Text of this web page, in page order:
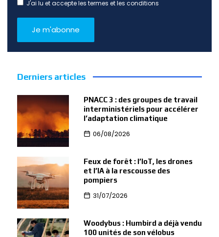
J'ai lu et accepte les termes et les conditions
Derniers articles
PNACC 3 : des groupes de travail
interministériels pour accélérer
l’adaptation climatique
06/08/2026
Feux de forêt : l’IoT, les drones
et l’IA à la rescousse des
pompiers
31/07/2026
Woodybus : Humbird a déjà vendu
100 unités de son vélobus